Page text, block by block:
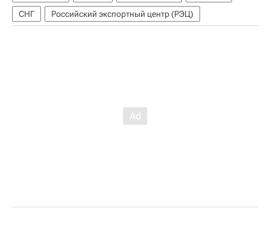
СНГ
Российский экспортный центр (РЭЦ)